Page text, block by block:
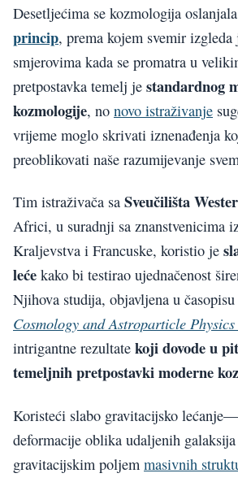
Desetljećima se kozmologija
princip, prema kojem svemir izgleda
smjerovima kada se promatra u
pretpostavka temelj je standardnog
kozmologije, no novo istraživanje
vrijeme moglo skrivati iznenađenja
preoblikovati naše razumijevanje
Tim istraživača sa Sveučilišta
Africi, u suradnji sa znanstvenicima
Kraljevstva i Francuske, koristio je
leće kako bi testirao ujednačenost
Njihova studija, objavljena u časopisu
Cosmology and Astroparticle
intrigantne rezultate koji dovode u
temeljnih pretpostavki moderne
Koristeći slabo gravitacijsko
deformacije oblika udaljenih
gravitacijskim poljem masivnih